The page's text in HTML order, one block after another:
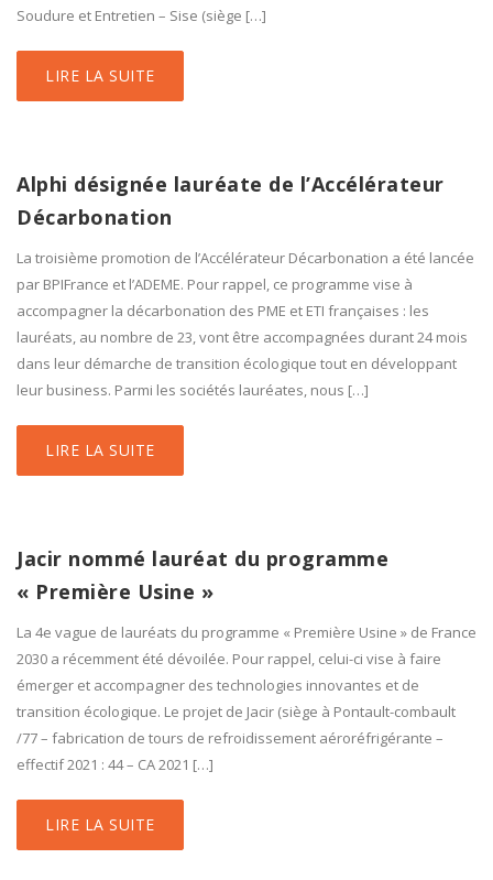
Soudure et Entretien – Sise (siège […]
LIRE LA SUITE
Alphi désignée lauréate de l’Accélérateur
Décarbonation
La troisième promotion de l’Accélérateur Décarbonation a été lancée
par BPIFrance et l’ADEME. Pour rappel, ce programme vise à
accompagner la décarbonation des PME et ETI françaises : les
lauréats, au nombre de 23, vont être accompagnées durant 24 mois
dans leur démarche de transition écologique tout en développant
leur business. Parmi les sociétés lauréates, nous […]
LIRE LA SUITE
Jacir nommé lauréat du programme
« Première Usine »
La 4e vague de lauréats du programme « Première Usine » de France
2030 a récemment été dévoilée. Pour rappel, celui-ci vise à faire
émerger et accompagner des technologies innovantes et de
transition écologique. Le projet de Jacir (siège à Pontault-combault
/77 – fabrication de tours de refroidissement aéroréfrigérante –
effectif 2021 : 44 – CA 2021 […]
LIRE LA SUITE